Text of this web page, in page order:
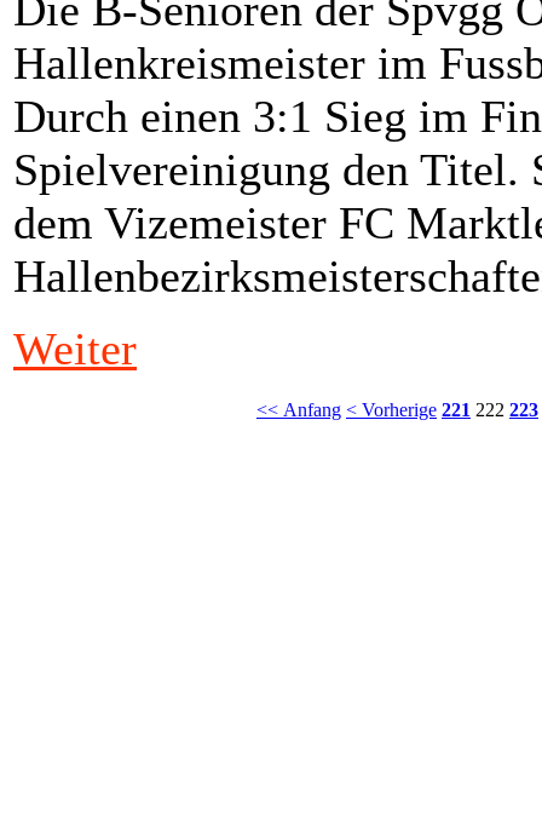
Hallenkreismeister im
Durch einen 3:1 Sieg im
Spielvereinigung den Titel.
dem Vizemeister FC
Weiter
<< Anfang < Vorherige 221 222 223